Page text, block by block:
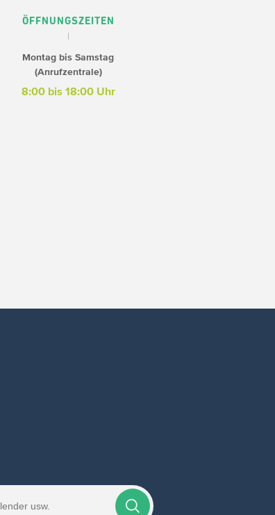
ÖFFNUNGSZEITEN
Montag bis Samstag
(Anrufzentrale)
8:00 bis 18:00 Uhr